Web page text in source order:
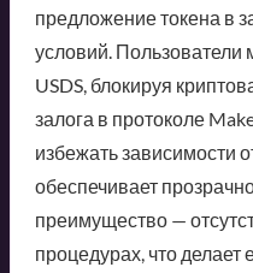
предложение токена в
условий. Пользователи
USDS, блокируя
залога в протоколе
избежать зависимости
обеспечивает
преимущество —
процедурах, что